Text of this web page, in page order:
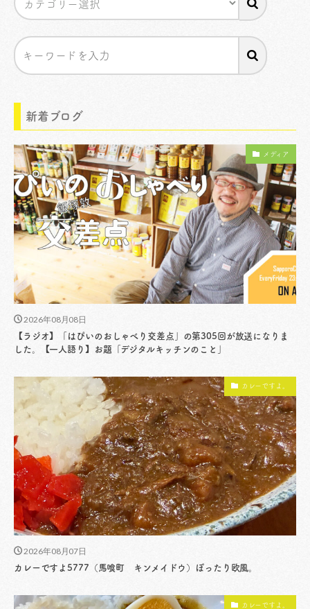
新着ブログ
メディア
2026年08月08日
【ラジオ】「はぴいのおしゃべり交差点」の第305回が放送になりま
した。【一人語り】お題「デジタルキッチンのこと」
カレーですよ。
2026年08月07日
カレーですよ5777（馬喰町 キンメイドウ）ぽったり欧風。
カレーですよ。